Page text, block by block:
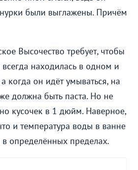
были выглажены. Причём
Высочество требует, чтобы
находилась в одном и
когда он идёт умываться, на
должна быть паста. Но не
кусочек в 1 дюйм. Наверное,
и температура воды в ванне
определённых пределах.